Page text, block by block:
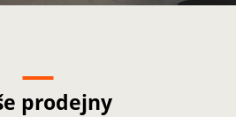
prodejny